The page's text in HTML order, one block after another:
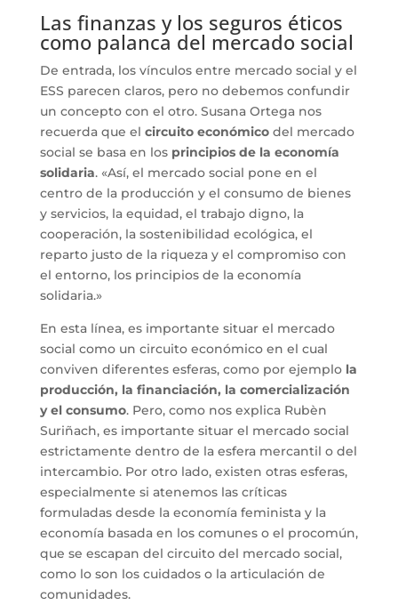
Las finanzas y los seguros éticos
como palanca del mercado social
De entrada, los vínculos entre mercado social y el
ESS parecen claros, pero no debemos confundir
un concepto con el otro. Susana Ortega nos
recuerda que el circuito económicodel mercado
social se basa en los principios de la economía
solidaria. «Así, el mercado social pone en el
centro de la producción y el consumo de bienes
y servicios, la equidad, el trabajo digno, la
cooperación, la sostenibilidad ecológica, el
reparto justo de la riqueza y el compromiso con
el entorno, los principios de la economía
solidaria.»
En esta línea, es importante situar el mercado
social como un circuito económico en el cual
conviven diferentes esferas, como por ejemplo la
producción, la financiación, la comercialización
y el consumo. Pero, como nos explica Rubèn
Suriñach, es importante situar el mercado social
estrictamente dentro de la esfera mercantil o del
intercambio. Por otro lado, existen otras esferas,
especialmente si atenemos las críticas
formuladas desde la economía feminista y la
economía basada en los comunes o el procomún,
que se escapan del circuito del mercado social,
como lo son los cuidados o la articulación de
comunidades.